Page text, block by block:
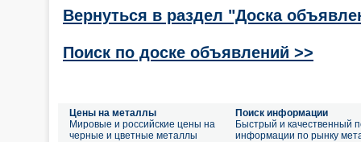
Вернуться в раздел "Доска
Поиск по доске объявлений >>
Цены на металлы
Мировые и российские цены на
черные и цветные металлы
Поиск информации
Быстрый и качественный
информации по рынку